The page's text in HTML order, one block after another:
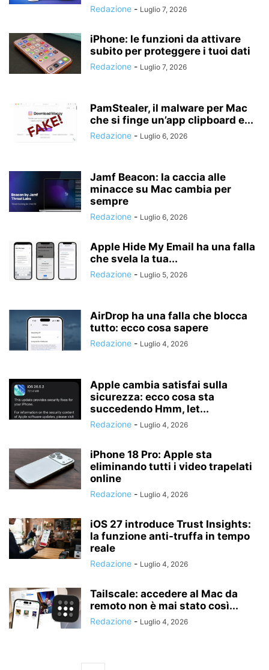
Redazione - Luglio 7, 2026
iPhone: le funzioni da attivare
subito per proteggere i tuoi dati
Redazione - Luglio 7, 2026
PamStealer, il malware per Mac
che si finge un’app clipboard e...
Redazione - Luglio 6, 2026
Jamf Beacon: la caccia alle
minacce su Mac cambia per
sempre
Redazione - Luglio 6, 2026
Apple Hide My Email ha una falla
che svela la tua...
Redazione - Luglio 5, 2026
AirDrop ha una falla che blocca
tutto: ecco cosa sapere
Redazione - Luglio 4, 2026
Apple cambia satisfai sulla
sicurezza: ecco cosa sta
succedendo Hmm, let...
Redazione - Luglio 4, 2026
iPhone 18 Pro: Apple sta
eliminando tutti i video trapelati
online
Redazione - Luglio 4, 2026
iOS 27 introduce Trust Insights:
la funzione anti-truffa in tempo
reale
Redazione - Luglio 4, 2026
Tailscale: accedere al Mac da
remoto non è mai stato così...
Redazione - Luglio 4, 2026